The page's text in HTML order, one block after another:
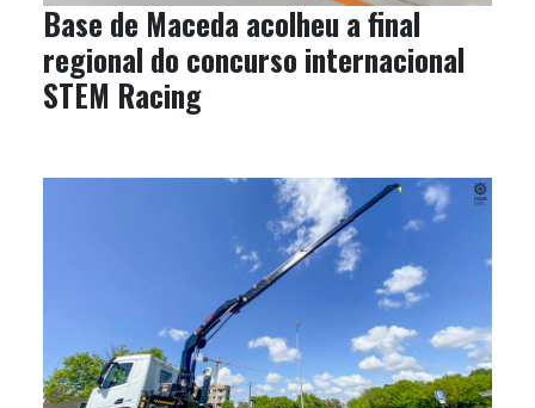
Base de Maceda acolheu a final
regional do concurso internacional
STEM Racing